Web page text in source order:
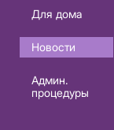
Основная
навигация
RU
Для дома
Новости
Админ.
процедуры